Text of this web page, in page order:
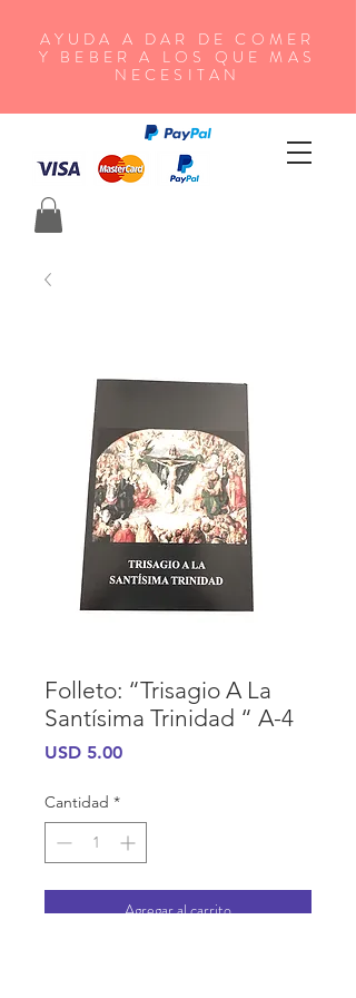
AYUDA A DAR DE COMER
Y BEBER A LOS QUE MAS
NECESITAN
Folleto: “Trisagio A La
Santísima Trinidad “ A-4
USD 5.00Precio
Cantidad *
Agregar al carrito